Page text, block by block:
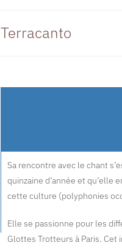
Terracanto
Sa rencontre avec le chant
quinzaine d’année et qu’elle
cette culture (polyphonies
Elle se passionne pour les
Glottes Trotteurs à Paris.